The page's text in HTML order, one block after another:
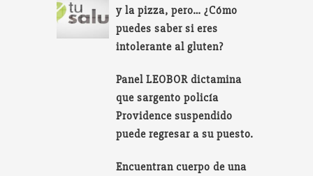
y la pizza, pero… ¿Cómo
puedes saber si eres
intolerante al gluten?
Panel LEOBOR dictamina
que sargento policía
Providence suspendido
puede regresar a su puesto.
Encuentran cuerpo de una